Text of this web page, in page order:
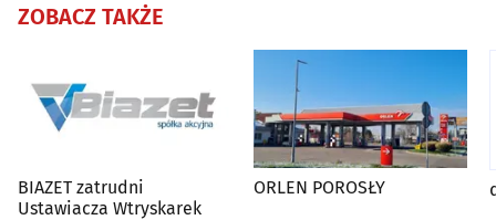
ZOBACZ TAKŻE
BIAZET zatrudni
Ustawiacza Wtryskarek
ORLEN POROSŁY